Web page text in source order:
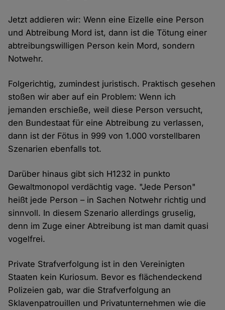
Jetzt addieren wir: Wenn eine Eizelle eine Person
und Abtreibung Mord ist, dann ist die Tötung einer
abtreibungswilligen Person kein Mord, sondern
Notwehr.
Folgerichtig, zumindest juristisch. Praktisch gesehen
stoßen wir aber auf ein Problem: Wenn ich
jemanden erschieße, weil diese Person versucht,
den Bundestaat für eine Abtreibung zu verlassen,
dann ist der Fötus in 999 von 1.000 vorstellbaren
Szenarien ebenfalls tot.
Darüber hinaus gibt sich H1232 in punkto
Gewaltmonopol verdächtig vage. "Jede Person"
heißt jede Person – in Sachen Notwehr richtig und
sinnvoll. In diesem Szenario allerdings gruselig,
denn im Zuge einer Abtreibung ist man damit quasi
vogelfrei.
Private Strafverfolgung ist in den Vereinigten
Staaten kein Kuriosum. Bevor es flächendeckend
Polizeien gab, war die Strafverfolgung an
Sklavenpatrouillen und Privatunternehmen wie die